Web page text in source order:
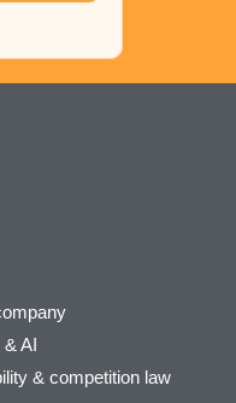
AI
& competition law